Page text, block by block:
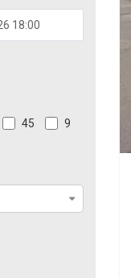
45
9